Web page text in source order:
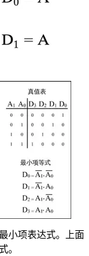
小项表达式。上面
。